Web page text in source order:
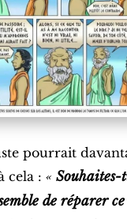
pourrait
cela : « Souhaites-
de réparer